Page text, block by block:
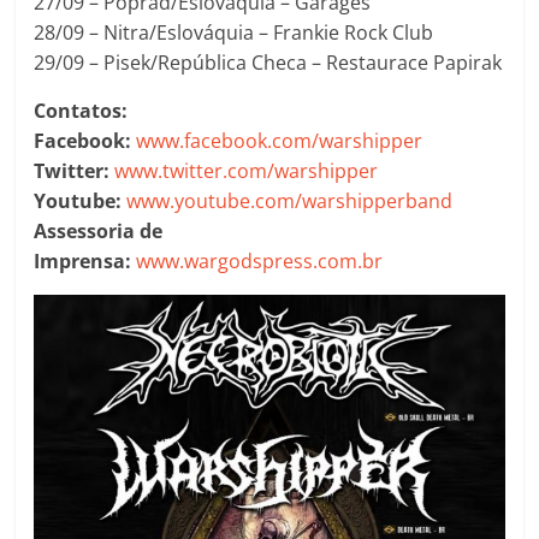
28/09 – Nitra/Eslováquia – Frankie Rock Club
29/09 – Pisek/República Checa – Restaurace Papirak
Contatos:
Facebook: www.facebook.com/warshipper
Twitter:www.twitter.com/warshipper
Youtube: www.youtube.com/warshipperband
Assessoria de
Imprensa:www.wargodspress.com.br